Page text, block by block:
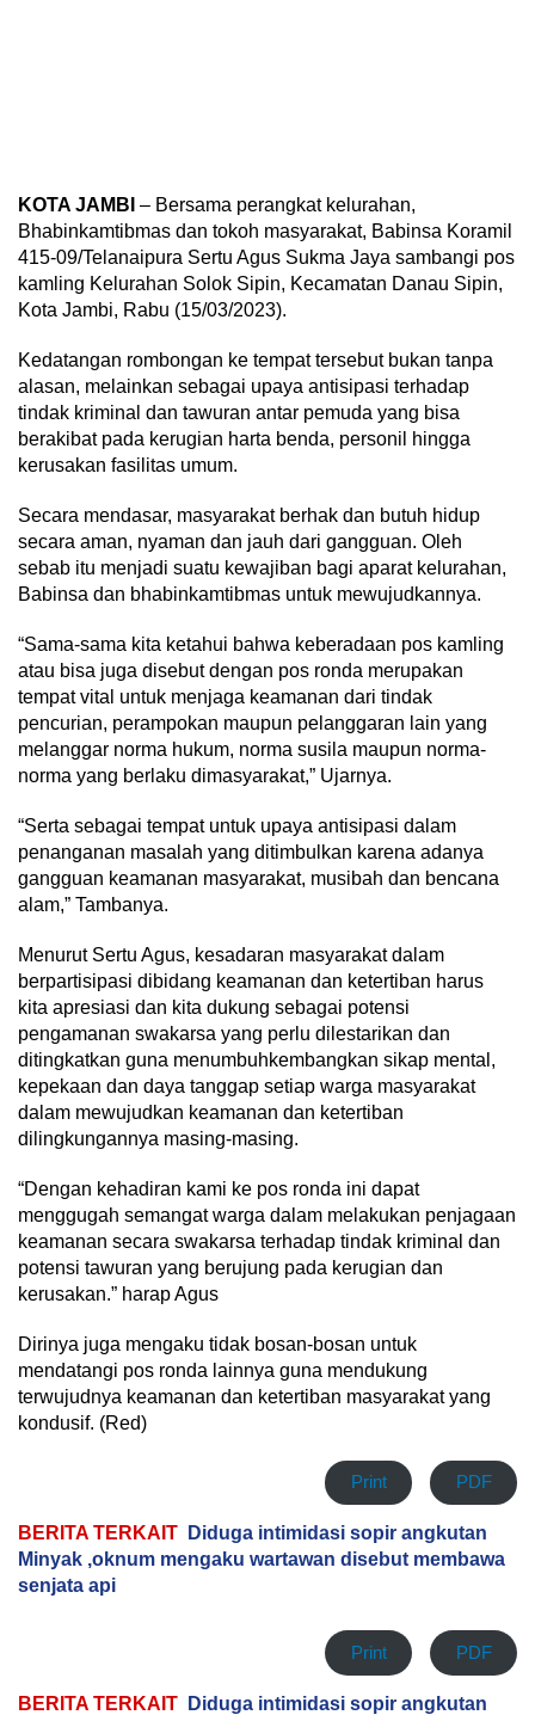
KOTA JAMBI – Bersama perangkat kelurahan,
Bhabinkamtibmas dan tokoh masyarakat, Babinsa Koramil
415-09/Telanaipura Sertu Agus Sukma Jaya sambangi pos
kamling Kelurahan Solok Sipin, Kecamatan Danau Sipin,
Kota Jambi, Rabu (15/03/2023).
Kedatangan rombongan ke tempat tersebut bukan tanpa
alasan, melainkan sebagai upaya antisipasi terhadap
tindak kriminal dan tawuran antar pemuda yang bisa
berakibat pada kerugian harta benda, personil hingga
kerusakan fasilitas umum.
Secara mendasar, masyarakat berhak dan butuh hidup
secara aman, nyaman dan jauh dari gangguan. Oleh
sebab itu menjadi suatu kewajiban bagi aparat kelurahan,
Babinsa dan bhabinkamtibmas untuk mewujudkannya.
“Sama-sama kita ketahui bahwa keberadaan pos kamling
atau bisa juga disebut dengan pos ronda merupakan
tempat vital untuk menjaga keamanan dari tindak
pencurian, perampokan maupun pelanggaran lain yang
melanggar norma hukum, norma susila maupun norma-
norma yang berlaku dimasyarakat,” Ujarnya.
“Serta sebagai tempat untuk upaya antisipasi dalam
penanganan masalah yang ditimbulkan karena adanya
gangguan keamanan masyarakat, musibah dan bencana
alam,” Tambanya.
Menurut Sertu Agus, kesadaran masyarakat dalam
berpartisipasi dibidang keamanan dan ketertiban harus
kita apresiasi dan kita dukung sebagai potensi
pengamanan swakarsa yang perlu dilestarikan dan
ditingkatkan guna menumbuhkembangkan sikap mental,
kepekaan dan daya tanggap setiap warga masyarakat
dalam mewujudkan keamanan dan ketertiban
dilingkungannya masing-masing.
“Dengan kehadiran kami ke pos ronda ini dapat
menggugah semangat warga dalam melakukan penjagaan
keamanan secara swakarsa terhadap tindak kriminal dan
potensi tawuran yang berujung pada kerugian dan
kerusakan.” harap Agus
Dirinya juga mengaku tidak bosan-bosan untuk
mendatangi pos ronda lainnya guna mendukung
terwujudnya keamanan dan ketertiban masyarakat yang
kondusif. (Red)
Print PDF
BERITA TERKAIT
Diduga intimidasi sopir angkutan
Minyak ,oknum mengaku wartawan disebut membawa
senjata api
Print PDF
BERITA TERKAIT
Diduga intimidasi sopir angkutan